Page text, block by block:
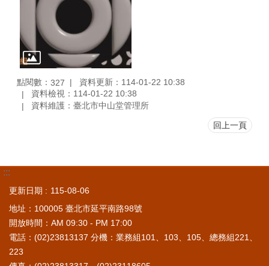
點閱數： 327
資料更新：114-01-22 10:38
資料檢視：114-01-22 10:38
資料維護：臺北市中山堂管理所
回上一頁
:::
更新日期
115-08-06
地址：100005 臺北市延平南路98號
開放時間：AM 09:30 - PM 17:00
電話：(02)23813137 分機：業務組101、103、105、總務組221、
223